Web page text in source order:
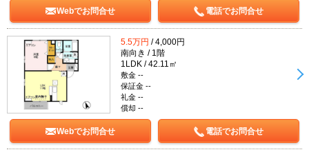
Webでお問合せ 電話でお問合せ
5.5万円 / 4,000円
南向き / 1階
1LDK / 42.11㎡
敷金 --
保証金 --
礼金 --
償却 --
Webでお問合せ 電話でお問合せ